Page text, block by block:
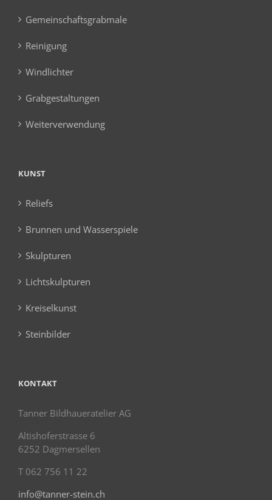
Gemeinschaftsgrabmale
Reinigung
Windlichter
Grabgestaltungen
Weiterverwendung
KUNST
Reliefs
Brunnen und Wasserspiele
Skulpturen
Lichtskulpturen
Kreiselkunst
Steinbilder
KONTAKT
Tanner Bildhaueratelier AG
Altishoferstrasse 6
6252 Dagmersellen
T 062 756 11 22
info@tanner-stein.ch